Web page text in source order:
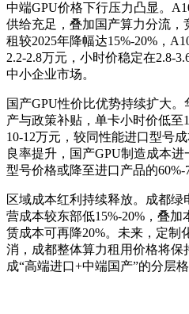
中端GPU价格下行压力凸显。
供给充足，叠加国产算力分流，
租较2025年降幅达15%-20%，
2.2-2.8万元，小时价稳定在2.8-
中小企业市场。
国产GPU性价比优势持续扩大
产与政策补贴，单卡小时价低至
10-12万元，较同性能进口型号
良率提升，国产GPU制造成本
型号价格或降至进口产品的60%-
区域成本红利持续释放。成都
营成本较东部低15%-20%，叠
赁成本可再降20%。未来，定制
消，成都整体算力租用价格将
成“高端进口+中端国产”的分层格